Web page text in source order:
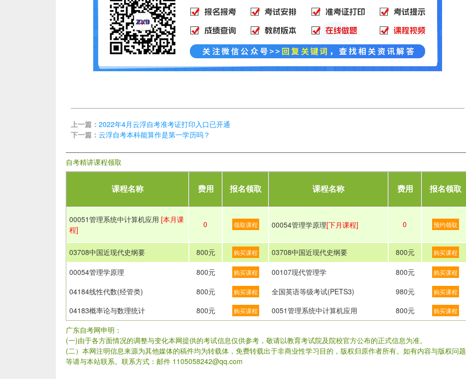
上一篇： 2022年4月云浮自考准考证打印入口已开通
下一篇： 云浮自考本科能算作是第一学历吗？
自考精讲课程领取
课程名称 费用 报名领取 课程名称 费用 报名领取
00051管理系统中计算机应用 [本月课
程]
0 领取课程 00054管理学原理[下月课程] 0 预约领取
03708中国近现代史纲要 800元 购买课程 03708中国近现代史纲要 800元 购买课程
00054管理学原理 800元 购买课程 00107现代管理学 800元 购买课程
04184线性代数(经管类) 800元 购买课程 全国英语等级考试(PETS3) 980元 购买课程
04183概率论与数理统计 800元 购买课程 0051管理系统中计算机应用 800元 购买课程
广东自考网申明：
(一)由于各方面情况的调整与变化本网提供的考试信息仅供参考，敬请以教育考试院及院校官方公布的正式信息为准。
(二）本网注明信息来源为其他媒体的稿件均为转载体，免费转载出于非商业性学习目的，版权归原作者所有。如有内容与版权问题
等请与本站联系。联系方式：邮件 1105058242@qq.com